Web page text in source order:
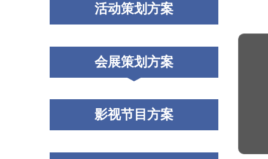
影视节目制作
新媒体运营
活动策划方案
会展策划方案
影视节目方案